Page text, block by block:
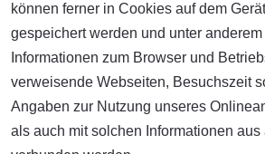
können ferner in Cookies auf dem
gespeichert werden und unter
Informationen zum Browser und
verweisende Webseiten, Besuchszeit
Angaben zur Nutzung unseres
als auch mit solchen Informationen